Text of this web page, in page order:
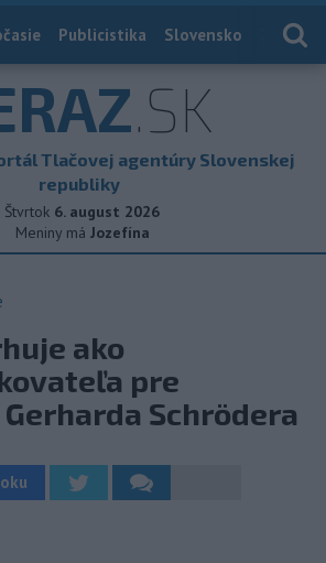
Publicistika Slovensko
.SK
Tlačovej agentúry Slovenskej
republiky
Štvrtok 6. august 2026
Meniny má Jozefína
ako
pre
Schrödera